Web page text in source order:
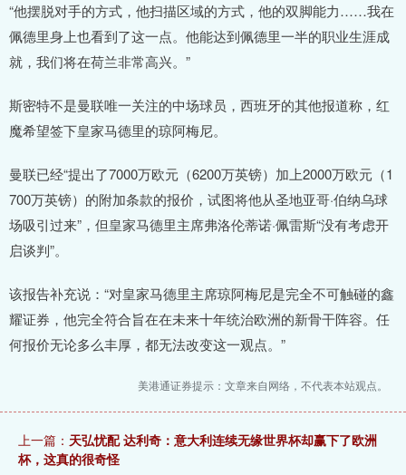
“他摆脱对手的方式，他扫描区域的方式，他的双脚能力……我在
佩德里身上也看到了这一点。他能达到佩德里一半的职业生涯成
就，我们将在荷兰非常高兴。”
斯密特不是曼联唯一关注的中场球员，西班牙的其他报道称，红
魔希望签下皇家马德里的琼阿梅尼。
曼联已经“提出了7000万欧元（6200万英镑）加上2000万欧元（1
700万英镑）的附加条款的报价，试图将他从圣地亚哥·伯纳乌球
场吸引过来”，但皇家马德里主席弗洛伦蒂诺·佩雷斯“没有考虑开
启谈判”。
该报告补充说：“对皇家马德里主席琼阿梅尼是完全不可触碰的鑫
耀证券，他完全符合旨在在未来十年统治欧洲的新骨干阵容。任
何报价无论多么丰厚，都无法改变这一观点。”
美港通证券提示：文章来自网络，不代表本站观点。
上一篇： 天弘忧配 达利奇：意大利连续无缘世界杯却赢下了欧洲
杯，这真的很奇怪